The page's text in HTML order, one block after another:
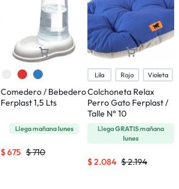
Comedero / Bebedero
Ferplast 1,5 Lts
Llega mañanalunes
$710
$675
Lila Rojo Violeta
Colchoneta Relax
Perro Gato Ferplast /
Talle N° 10
LlegaGRATISmañana
lunes
$2.194
$2.084